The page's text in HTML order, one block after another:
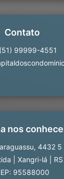
Contato
(51) 99999-4551
nos
4432 5
Xangri-lá
RS
95588000